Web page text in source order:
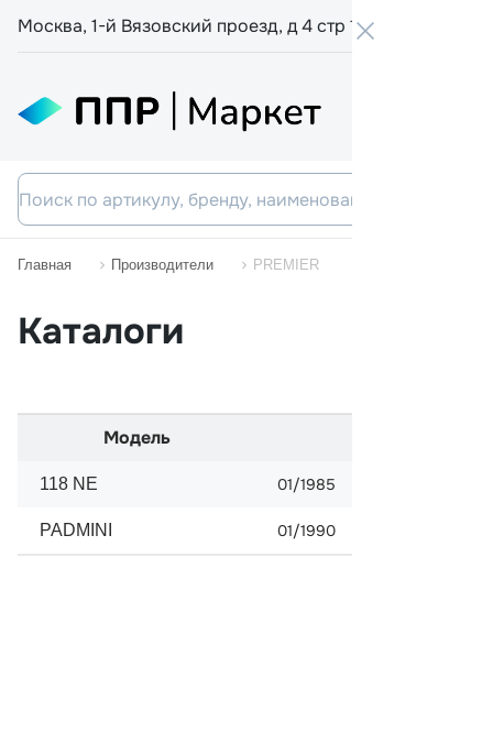
Москва, 1-й Вязовский проезд, д 4 стр 19
Главная Производители PREMIER
Каталоги
Модель
118 NE 01/1985
PADMINI 01/1990